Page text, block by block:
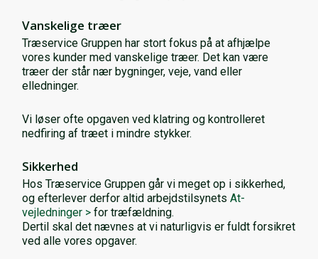
Vanskelige træer
Træservice Gruppen har stort fokus på at afhjælpe
vores kunder med vanskelige træer. Det kan være
træer der står nær bygninger, veje, vand eller
elledninger.
Vi løser ofte opgaven ved klatring og kontrolleret
nedfiring af træet i mindre stykker.
Sikkerhed
Hos Træservice Gruppen går vi meget op i sikkerhed,
og efterlever derfor altid arbejdstilsynets At-
vejledninger >for træfældning.
Dertil skal det nævnes at vi naturligvis er fuldt forsikret
ved alle vores opgaver.